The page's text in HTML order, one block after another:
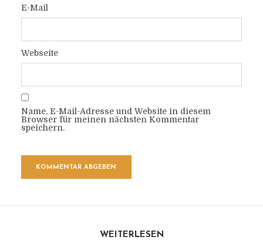
E-Mail
Webseite
Name, E-Mail-Adresse und Website in diesem
Browser für meinen nächsten Kommentar
speichern.
WEITERLESEN